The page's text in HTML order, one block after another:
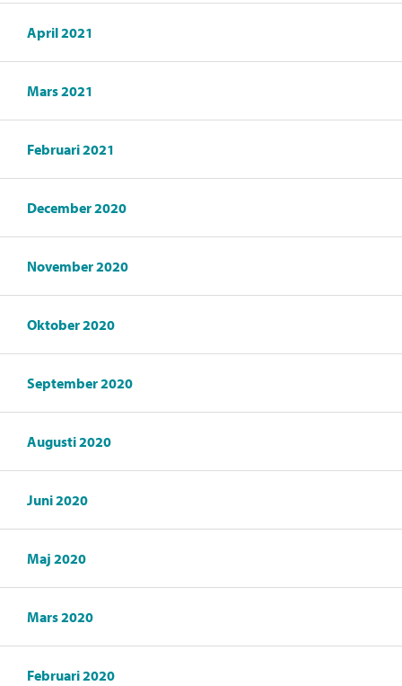
April 2021
Mars 2021
Februari 2021
December 2020
November 2020
Oktober 2020
September 2020
Augusti 2020
Juni 2020
Maj 2020
Mars 2020
Februari 2020